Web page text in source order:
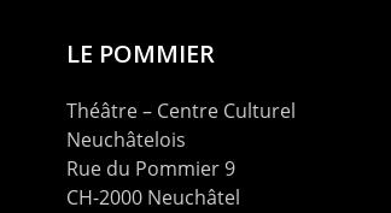
LE POMMIER
Théâtre – Centre Culturel
Neuchâtelois
Rue du Pommier 9
CH-2000 Neuchâtel